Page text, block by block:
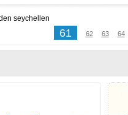
seychellen
61 62 63 64